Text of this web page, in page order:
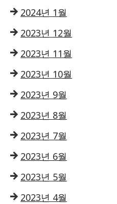
2024년 1월
2023년 12월
2023년 11월
2023년 10월
2023년 9월
2023년 8월
2023년 7월
2023년 6월
2023년 5월
2023년 4월